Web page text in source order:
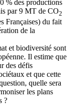
% des productions
par 9 MT de CO2
Françaises) du fait
de la
et biodiversité sont
Il estime que
des défis
et que cette
quelle sera
les plans
?